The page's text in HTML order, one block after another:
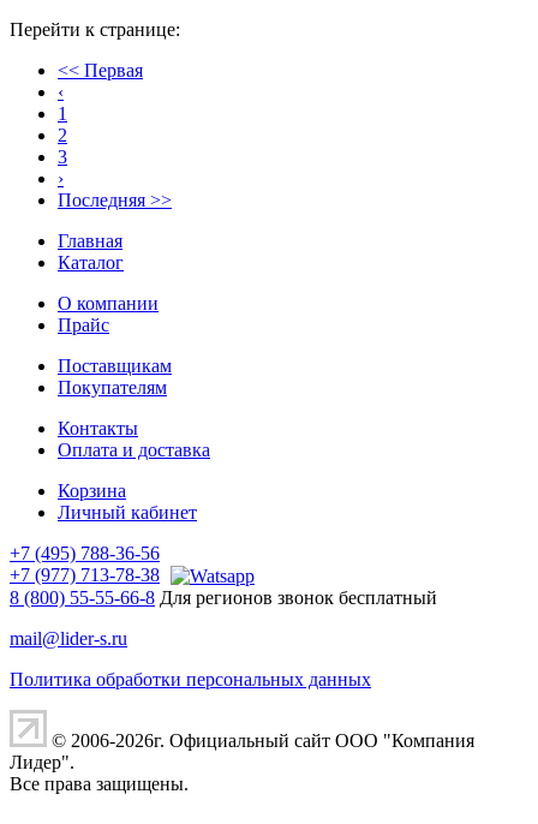
Перейти к странице:
<< Первая
‹
1
2
3
›
Последняя >>
Главная
Каталог
О компании
Прайс
Поставщикам
Покупателям
Контакты
Оплата и доставка
Корзина
Личный кабинет
+7 (495) 788-36-56
+7 (977) 713-78-38
8 (800) 55-55-66-8 Для регионов звонок бесплатный
mail@lider-s.ru
Политика обработки персональных данных
© 2006-2026г. Официальный сайт ООО "Компания
Лидер".
Все права защищены.